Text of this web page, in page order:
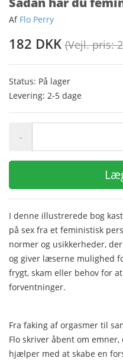
Af Flo Perry
182 DKK (Vejl. pris:
Status: På lager
Levering: 2-5 dage
-
I denne illustrerede bog
på sex fra et feministisk
normer og usikkerheder,
og giver læserne mulighed
frygt, skam eller behov for
forventninger.
Fra faking af orgasmer til
Flo skriver åbent om
hjælper med at skabe en